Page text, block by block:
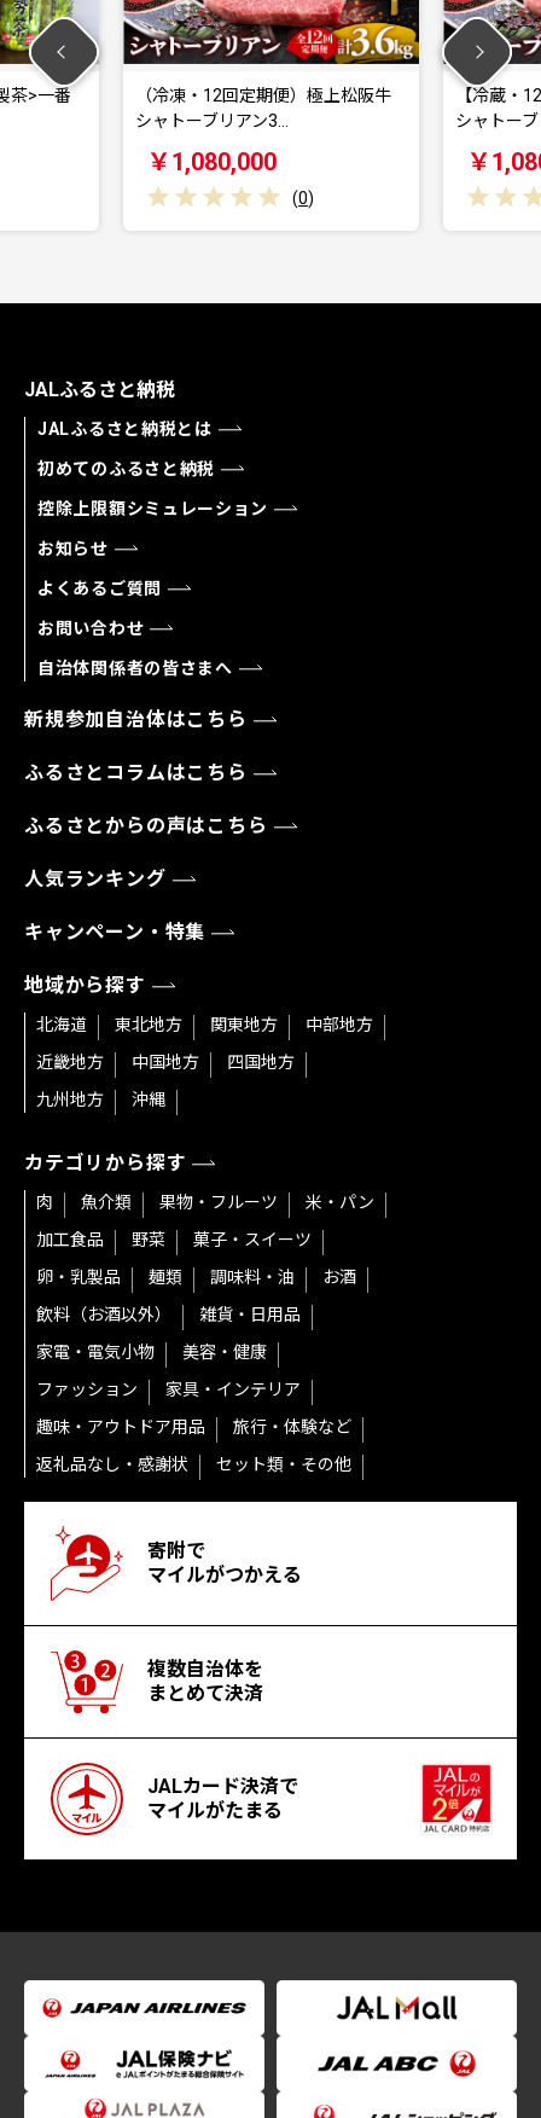
回定期便）極上松阪牛
【冷蔵・12回定期便】極上松阪牛
シャトーブリアン3…
￥1,080,000
JALふるさと納税
JALふるさと納税とは
初めてのふるさと納税
控除上限額シミュレーション
お知らせ
よくあるご質問
お問い合わせ
自治体関係者の皆さまへ
新規参加自治体はこちら
ふるさとコラムはこちら
ふるさとからの声はこちら
人気ランキング
キャンペーン・特集
地域から探す
北海道 東北地方 関東地方
中部地方
近畿地方
中国地方
四国地方
九州地方
沖縄
カテゴリから探す
肉 魚介類 果物・フルーツ
米・パン
加工食品
野菜
菓子・スイーツ
卵・乳製品
麺類 調味料・油
お酒
飲料（お酒以外）
雑貨・日用品
家電・電気小物
美容・健康
ファッション
家具・インテリア
趣味・アウトドア用品
旅行・体験など
返礼品なし・感謝状
セット類・その他
寄附で
マイルがつかえる
複数自治体を
まとめて決済
JALカード決済で
マイルがたまる